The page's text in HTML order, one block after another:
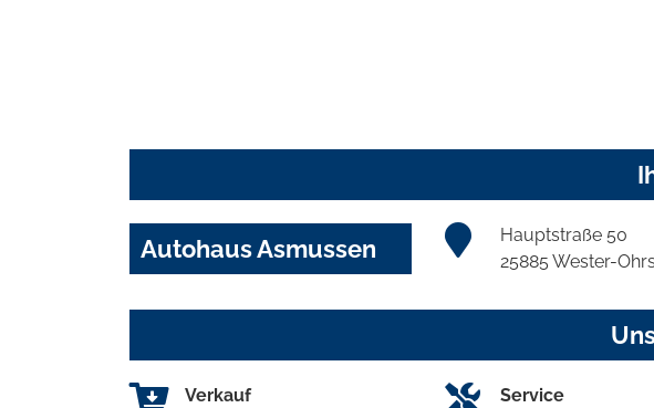
Autohaus Asmussen
Hauptstraße 50
25885 Wester-
Verkauf Service